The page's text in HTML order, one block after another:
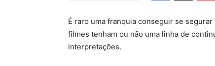
É raro uma franquia conseguir se
filmes tenham ou não uma linha de
interpretações.